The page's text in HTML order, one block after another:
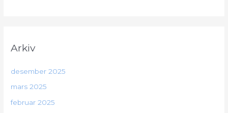
Arkiv
desember 2025
mars 2025
februar 2025